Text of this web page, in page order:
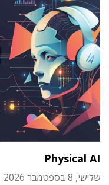
Physical AI
שלישי, 8 בספטמבר 2026